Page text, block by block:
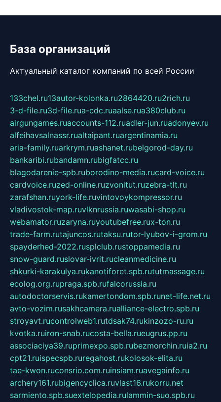
База организаций
Актуальный каталог компаний по всей России
133chel.ru13autor-kolonka.ru2864420.ru2rich.ru
3-d-file.ru3d-file.rua-cdc.ruaalse.rua380club.ru
airgungames.ruaccounts-112.ruadler-jun.ruadonyev.ru
alfeihavsalnassr.rualtaipant.ruargentinamia.ru
aria-family.ruarkrym.ruashanet.rubelgorod-day.ru
bankaribi.rubandamn.rubigfatcc.ru
blagodarenie-spb.ruborodino-media.rucard-voice.ru
cardvoice.ruzed-online.ruzvonitut.ruzebra-tlt.ru
zarafshan.ruyork-life.ruvintovoykompressor.ru
vladivostok-map.ruvlknrussia.ruwasabi-shop.ru
webamator.ruzaryna.ruyoutubefree.rux-ton.ru
trade-farm.rutajuncos.rutaksu.rutor-lyubov-i-grom.ru
spayderhed-2022.rusplclub.rustoppamedia.ru
snow-guard.ruslovar-ivrit.rucleanmedicine.ru
shkurki-karakulya.rukanotiforet.spb.rututmassage.ru
ecolog.org.rupraga.spb.rufalcorussia.ru
autodoctorservis.rukamertondom.spb.runet-life.net.ru
avto-vozim.rusakhcamera.rualliance-electro.spb.ru
stroyavt.rucontrolweb1.rutdsak74.rukinzozo-ru.ru
kvotka.ruiron-snab.rucosta-bella.rueugrus.pp.ru
associaciya39.ruprimexpo.spb.rubezmorchin.ruia2.ru
cpt21.ruispecspb.ruregahost.rukolosok-elita.ru
tae-kwon.ruconsrio.com.ruinsiam.ruavegainfo.ru
archery161.rubigencyclica.ruvlast16.rukorru.net
sarmiento.spb.suextelopedia.rulammin-suo.spb.ru